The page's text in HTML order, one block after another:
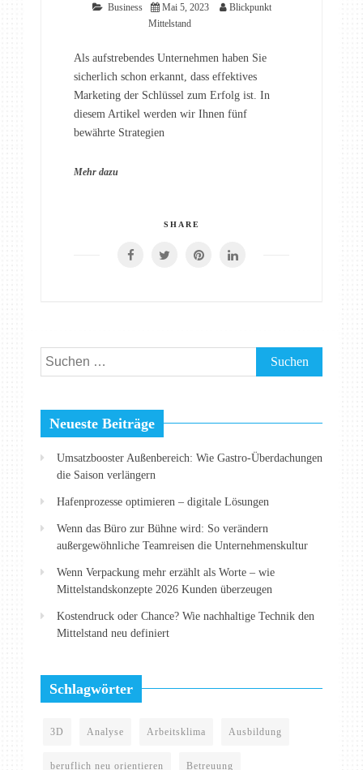
Business Mai 5, 2023
Blickpunkt
Mittelstand
Als aufstrebendes Unternehmen haben Sie
sicherlich schon erkannt, dass effektives
Marketing der Schlüssel zum Erfolg ist. In
diesem Artikel werden wir Ihnen fünf
bewährte Strategien
Mehr dazu
SHARE
Suchen
nach:
Neueste Beiträge
Umsatzbooster Außenbereich: Wie Gastro-Überdachungen
die Saison verlängern
Hafenprozesse optimieren – digitale Lösungen
Wenn das Büro zur Bühne wird: So verändern
außergewöhnliche Teamreisen die Unternehmenskultur
Wenn Verpackung mehr erzählt als Worte – wie
Mittelstandskonzepte 2026 Kunden überzeugen
Kostendruck oder Chance? Wie nachhaltige Technik den
Mittelstand neu definiert
Schlagwörter
3D Analyse Arbeitsklima Ausbildung
beruflich neu orientieren Betreuung